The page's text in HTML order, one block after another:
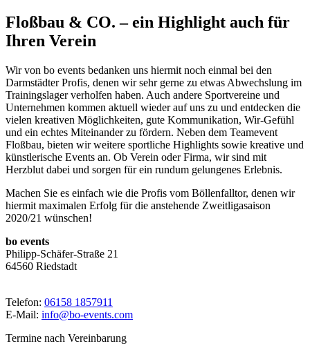
Floßbau & CO. – ein Highlight auch für
Ihren Verein
Wir von bo events bedanken uns hiermit noch einmal bei den
Darmstädter Profis, denen wir sehr gerne zu etwas Abwechslung im
Trainingslager verholfen haben. Auch andere Sportvereine und
Unternehmen kommen aktuell wieder auf uns zu und entdecken die
vielen kreativen Möglichkeiten, gute Kommunikation, Wir-Gefühl
und ein echtes Miteinander zu fördern. Neben dem Teamevent
Floßbau, bieten wir weitere sportliche Highlights sowie kreative und
künstlerische Events an. Ob Verein oder Firma, wir sind mit
Herzblut dabei und sorgen für ein rundum gelungenes Erlebnis.
Machen Sie es einfach wie die Profis vom Böllenfalltor, denen wir
hiermit maximalen Erfolg für die anstehende Zweitligasaison
2020/21 wünschen!
bo events
Philipp-Schäfer-Straße 21
64560 Riedstadt
Telefon: 06158 1857911
E-Mail: info@bo-events.com
Termine nach Vereinbarung